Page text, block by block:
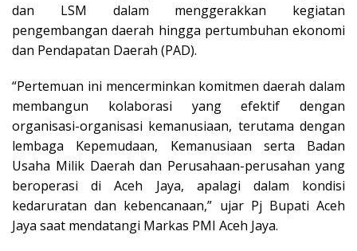
dan LSM dalam menggerakkan kegiatan
pengembangan daerah hingga pertumbuhan ekonomi
dan Pendapatan Daerah (PAD).
“Pertemuan ini mencerminkan komitmen daerah dalam
membangun kolaborasi yang efektif dengan
organisasi-organisasi kemanusiaan, terutama dengan
lembaga Kepemudaan, Kemanusiaan serta Badan
Usaha Milik Daerah dan Perusahaan-perusahan yang
beroperasi di Aceh Jaya, apalagi dalam kondisi
kedaruratan dan kebencanaan,” ujar Pj Bupati Aceh
Jaya saat mendatangi Markas PMI Aceh Jaya.